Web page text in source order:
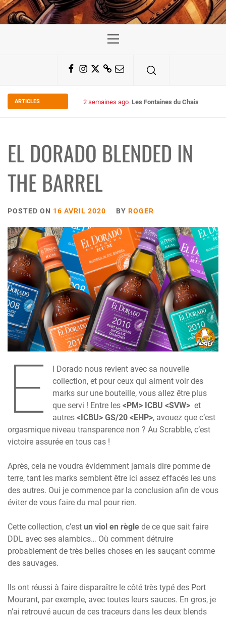
Menu
Facebook
Instagram
TwitterSubstack
Email
ARTICLES 2 semaines ago Some Kind Ov POH !
EL DORADO BLENDED IN
THE BARREL
POSTED ON 16 AVRIL 2020 BY ROGER
E
l Dorado nous revient avec sa nouvelle
collection, et pour ceux qui aiment voir des
marks sur une bouteille, vous allez être plus
que servi ! Entre les<PM> ICBU <SVW> et
autres<ICBU> GS/20 <EHP>, avouez que c’est
orgasmique niveau transparence non ? Au Scrabble, c’est
victoire assurée en tous cas !
Après, cela ne voudra évidemment jamais dire pomme de
terre, tant les marks semblent être ici assez effacés les uns
des autres. Oui je commence par la conclusion afin de vous
éviter de vous faire du mal pour rien.
Cette collection, c’est un viol en règle de ce que sait faire
DDL avec ses alambics… Où comment détruire
probablement de très belles choses en les sauçant comme
des sauvages.
Ils ont réussi à faire disparaître le côté très typé des Port
Mourant, par exemple, avec toutes leurs sauces. En gros, je
n’ai retrouvé aucun de ces traceurs dans les deux blends